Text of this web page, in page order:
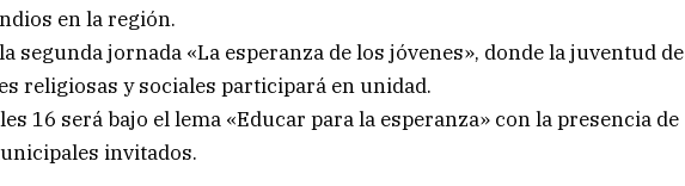
en la región.
segunda jornada «La esperanza de los jóvenes», donde la juventud de
religiosas y sociales participará en unidad.
16 será bajo el lema «Educar para la esperanza» con la presencia de
invitados.